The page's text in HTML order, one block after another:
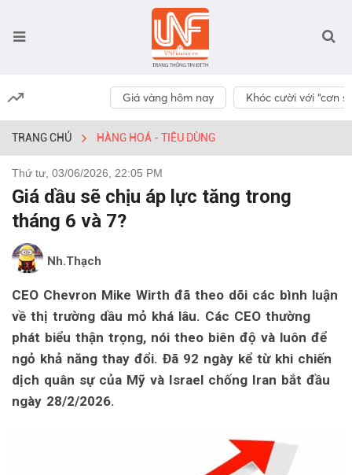
Giá vàng hôm nay Khóc cười với “cơn
TRANG CHỦ HÀNG HOÁ - TIÊU DÙNG
Thứ tư, 03/06/2026, 22:05 PM
Giá dầu sẽ chịu áp lực tăng trong
tháng 6 và 7?
Nh.Thạch
CEO Chevron Mike Wirth đã theo dõi các bình luận
về thị trường dầu mỏ khá lâu. Các CEO thường
phát biểu thận trọng, nói theo biên độ và luôn để
ngỏ khả năng thay đổi. Đã 92 ngày kể từ khi chiến
dịch quân sự của Mỹ và Israel chống Iran bắt đầu
ngày 28/2/2026.